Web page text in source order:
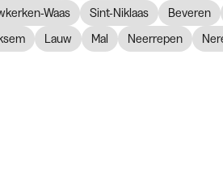
Waas
Sint-Niklaas Beveren
Lauw Mal Neerrepen